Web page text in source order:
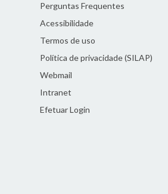
Perguntas Frequentes
Acessibilidade
Termos de uso
Política de privacidade (SILAP)
Webmail
Intranet
Efetuar Login